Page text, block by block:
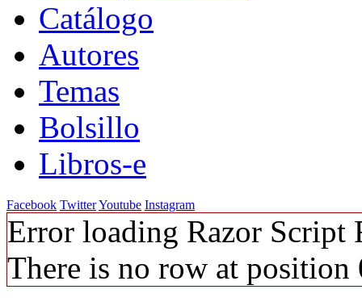
Catálogo
Autores
Temas
Bolsillo
Libros-e
Facebook TwitterYoutube Instagram
Error loading Razor Script
There is no row at position